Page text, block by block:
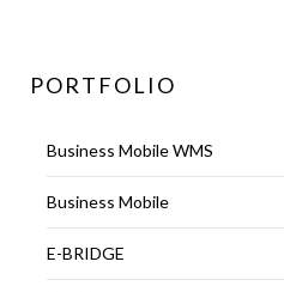
PORTFOLIO
Business Mobile WMS
Business Mobile
E-BRIDGE